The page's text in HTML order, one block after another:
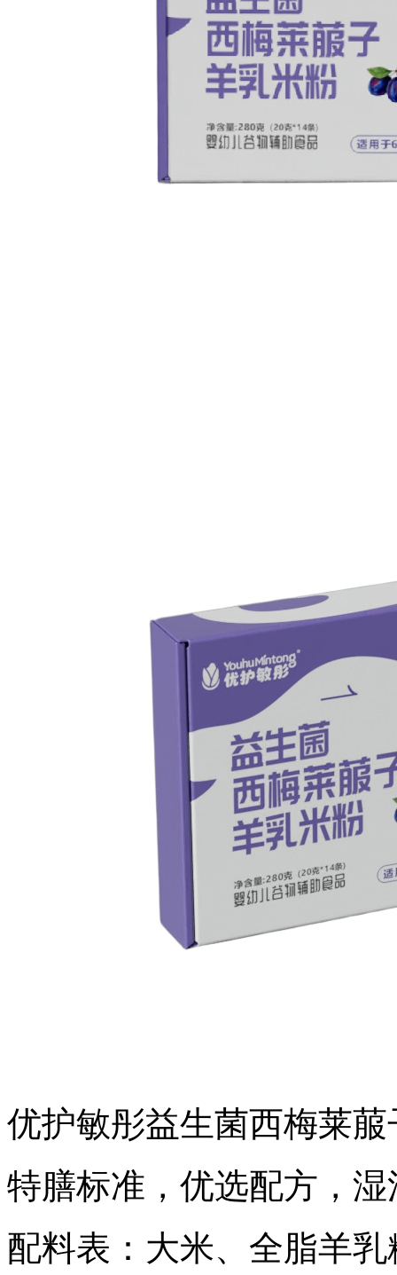
优护敏彤益生菌西梅莱
特膳标准，优选配方，
配料表：大米、全脂羊